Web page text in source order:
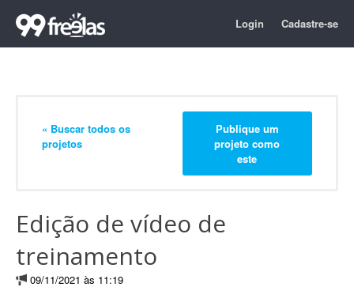
Login Cadastre-se
« Buscar todos os
projetos
Publique um
projeto como
este
Edição de vídeo de
treinamento
09/11/2021 às 11:19